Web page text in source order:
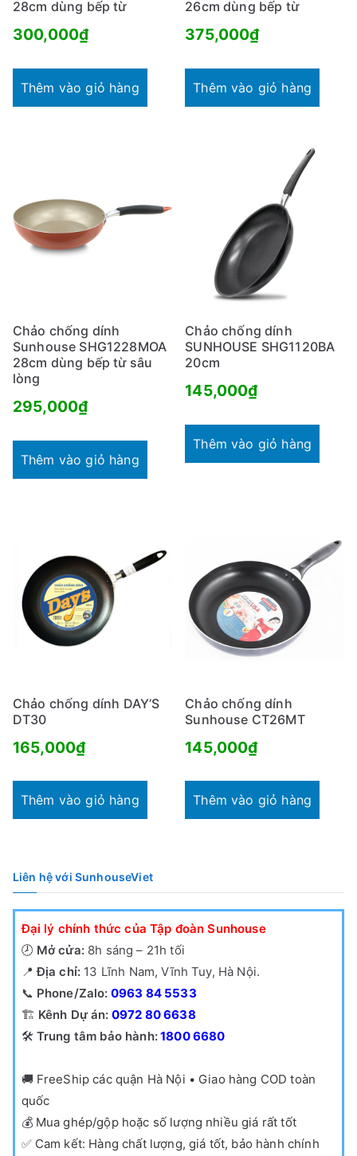
28cm dùng bếp từ
300,000₫
Thêm vào giỏ hàng
26cm dùng bếp từ
375,000₫
Thêm vào giỏ hàng
Chảo chống dính
Sunhouse SHG1228MOA
28cm dùng bếp từ sâu
lòng
295,000₫
Thêm vào giỏ hàng
Chảo chống dính
SUNHOUSE SHG1120BA
20cm
145,000₫
Thêm vào giỏ hàng
Chảo chống dính DAY’S
DT30
165,000₫
Thêm vào giỏ hàng
Chảo chống dính
Sunhouse CT26MT
145,000₫
Thêm vào giỏ hàng
Liên hệ với SunhouseViet
Đại lý chính thức của Tập đoàn Sunhouse
🕗 Mở cửa:8h sáng – 21h tối
📍Địa chỉ: 13 Lĩnh Nam, Vĩnh Tuy, Hà Nội.
📞 Phone/Zalo: 0963 84 5533
🏗️ Kênh Dự án: 0972 80 6638
🛠️ Trung tâm bảo hành:1800 6680
🚚 FreeShip các quận Hà Nội • Giao hàng COD toàn
quốc
💰 Mua ghép/gộp hoặc số lượng nhiều giá rất tốt
✅ Cam kết: Hàng chất lượng, giá tốt, bảo hành chính